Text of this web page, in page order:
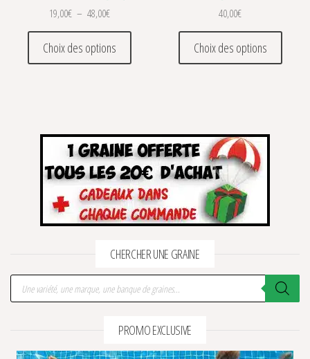
19,00€ – 48,00€Plage de prix : 19,00€ à 48,00€
Choix des options
Ce produit a plusieurs variations. Les
40,00€
Choix des options
Ce
CHERCHER UNE GRAINE
Recherche de produits
PROMO EXCLUSIVE